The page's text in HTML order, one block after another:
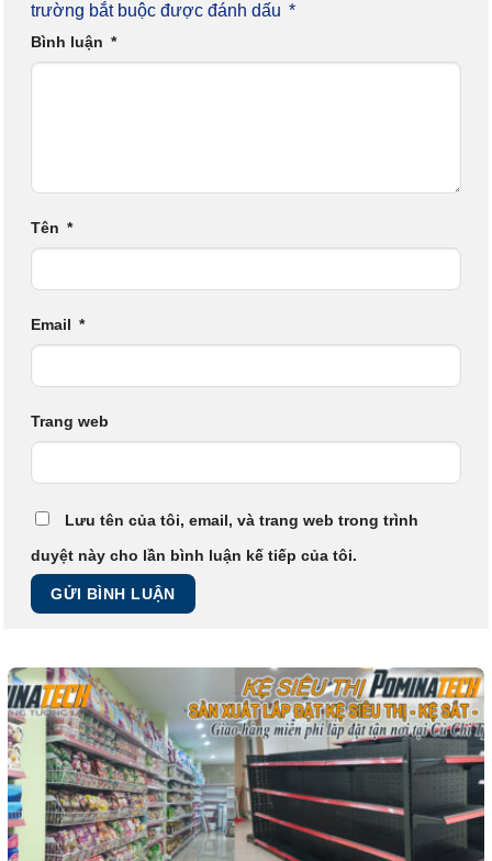
trường bắt buộc được đánh dấu *
Bình luận *
Tên *
Email *
Trang web
Lưu tên của tôi, email, và trang web trong trình
duyệt này cho lần bình luận kế tiếp của tôi.